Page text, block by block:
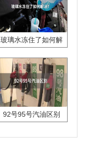
玻璃水冻住了如何解
92号95号汽油区别